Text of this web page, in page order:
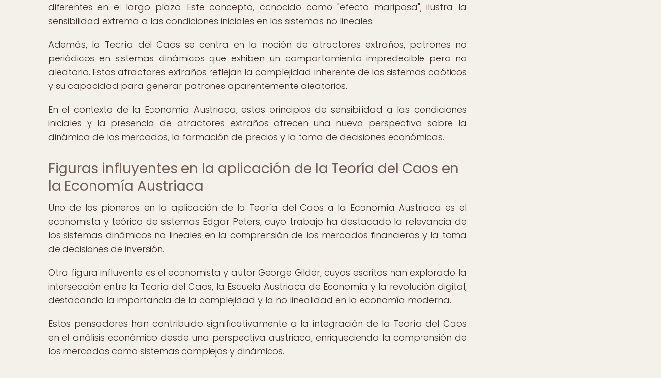
diferentes en el largo plazo. Este concepto, conocido como "efecto mariposa", ilustra la
sensibilidad extrema a las condiciones iniciales en los sistemas no lineales.
Además, la Teoría del Caos se centra en la noción de atractores extraños, patrones no
periódicos en sistemas dinámicos que exhiben un comportamiento impredecible pero no
aleatorio. Estos atractores extraños reflejan la complejidad inherente de los sistemas caóticos
y su capacidad para generar patrones aparentemente aleatorios.
En el contexto de la Economía Austriaca, estos principios de sensibilidad a las condiciones
iniciales y la presencia de atractores extraños ofrecen una nueva perspectiva sobre la
dinámica de los mercados, la formación de precios y la toma de decisiones económicas.
Figuras influyentes en la aplicación de la Teoría del Caos en
la Economía Austriaca
Uno de los pioneros en la aplicación de la Teoría del Caos a la Economía Austriaca es el
economista y teórico de sistemas Edgar Peters, cuyo trabajo ha destacado la relevancia de
los sistemas dinámicos no lineales en la comprensión de los mercados financieros y la toma
de decisiones de inversión.
Otra figura influyente es el economista y autor George Gilder, cuyos escritos han explorado la
intersección entre la Teoría del Caos, la Escuela Austriaca de Economía y la revolución digital,
destacando la importancia de la complejidad y la no linealidad en la economía moderna.
Estos pensadores han contribuido significativamente a la integración de la Teoría del Caos
en el análisis económico desde una perspectiva austriaca, enriqueciendo la comprensión de
los mercados como sistemas complejos y dinámicos.